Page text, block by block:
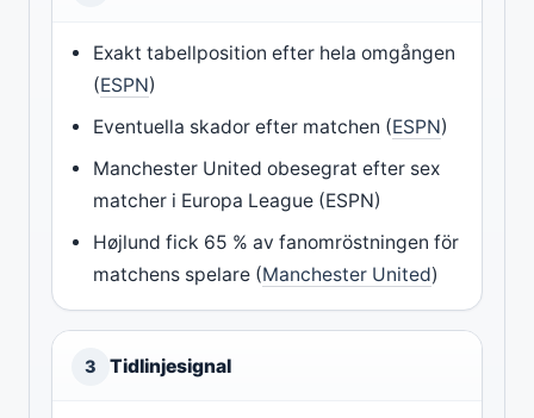
Exakt tabellposition efter hela omgången
(ESPN)
Eventuella skador efter matchen (ESPN)
Manchester United obesegrat efter sex
matcher i Europa League (ESPN)
Højlund fick 65 % av fanomröstningen för
matchens spelare (Manchester United)
3 Tidlinjesignal